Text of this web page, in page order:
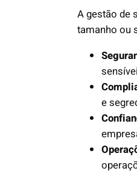
A gestão de
tamanho ou
e